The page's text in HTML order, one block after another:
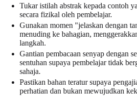
Tukar istilah abstrak kepada contoh
secara fizikal oleh pembelajar.
Gunakan momen "jelaskan dengan
menuding ke bahagian,
langkah.
Gantian pembacaan senyap dengan
sentuhan supaya pembelajar tidak
sahaja.
Pastikan bahan teratur supaya
perhatian dan bukan mewujudkan